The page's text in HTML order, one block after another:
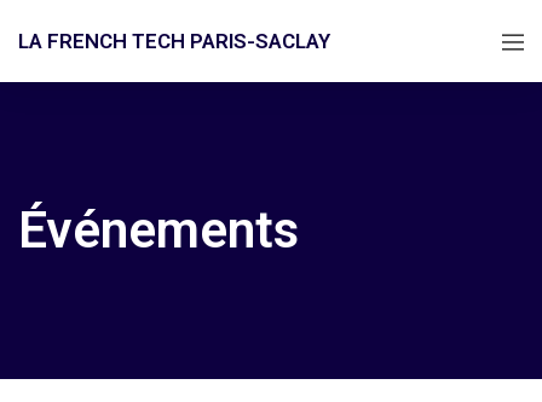
LA FRENCH TECH PARIS-SACLAY
Événements